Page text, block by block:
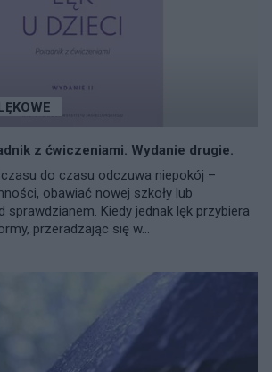
z ćwiczeniami. Wydanie drugie.
do czasu odczuwa niepokój –
obawiać nowej szkoły lub
sprawdzianem. Kiedy jednak lęk przybiera
przeradzając się w...